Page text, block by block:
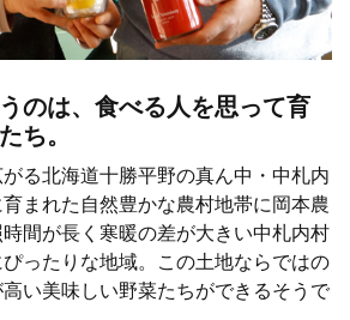
のは、食べる人を思って育
ち。
る北海道十勝平野の真ん中・中札内
まれた自然豊かな農村地帯に岡本農
間が長く寒暖の差が大きい中札内村
ったりな地域。この土地ならではの
い美味しい野菜たちができるそうで